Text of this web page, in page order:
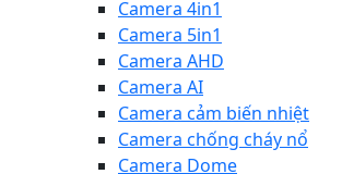
Camera 4in1
Camera 5in1
Camera AHD
Camera AI
Camera cảm biến nhiệt
Camera chống cháy nổ
Camera Dome